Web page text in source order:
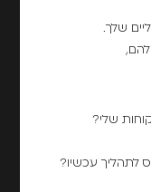
שלך.
שלי?
לתהליך עכשיו?